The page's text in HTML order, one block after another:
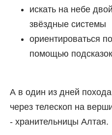
искать на небе
звёздные системы
ориентироваться
помощью
А в один из дней
через телескоп на
- хранительницы Алтая.